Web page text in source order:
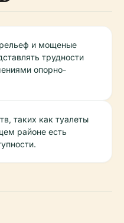
и мощеные
трудности
опорно-
таких как туалеты
районе есть